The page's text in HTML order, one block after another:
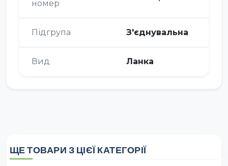
номер
Підгрупа З'єднувальна
Вид Ланка
ЩЕ ТОВАРИ З ЦІЄЇ КАТЕГОРІЇ